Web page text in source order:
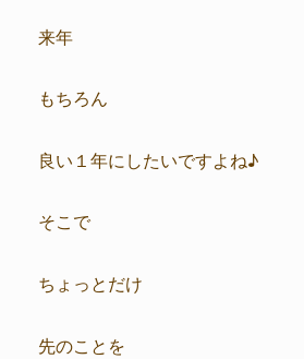
来年
もちろん
良い１年にしたいですよね♪
そこで
ちょっとだけ
先のことを